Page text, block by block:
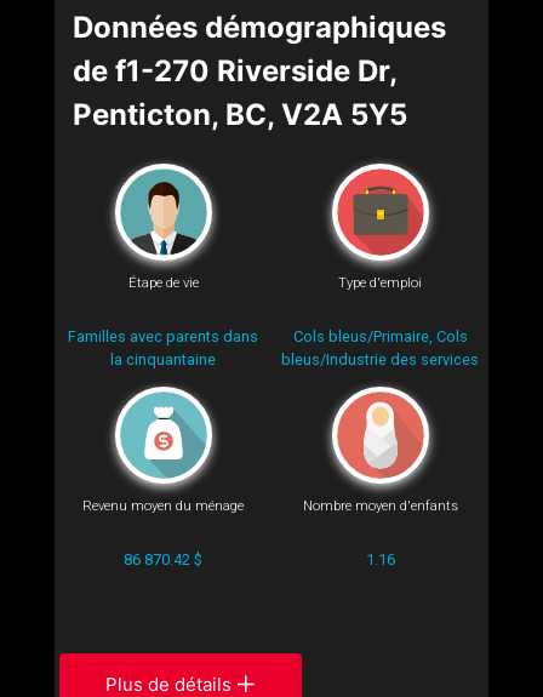
Données démographiques
de f1-270 Riverside Dr,
Penticton, BC, V2A 5Y5
Étape de vie
Familles avec parents dans
la cinquantaine
Type d'emploi
Cols bleus/Primaire, Cols
bleus/Industrie des services
Revenu moyen du ménage
86 870.42 $
Nombre moyen d'enfants
1.16
Plus de détails